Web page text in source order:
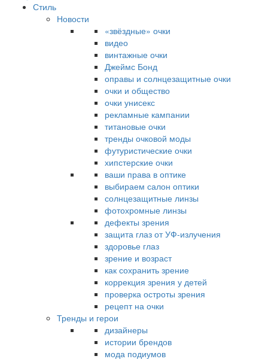
Стиль
Новости
«звёздные» очки
видео
винтажные очки
Джеймс Бонд
оправы и солнцезащитные очки
очки и общество
очки унисекс
рекламные кампании
титановые очки
тренды очковой моды
футуристические очки
хипстерские очки
ваши права в оптике
выбираем салон оптики
солнцезащитные линзы
фотохромные линзы
дефекты зрения
защита глаз от УФ-излучения
здоровье глаз
зрение и возраст
как сохранить зрение
коррекция зрения у детей
проверка остроты зрения
рецепт на очки
Тренды и герои
дизайнеры
истории брендов
мода подиумов